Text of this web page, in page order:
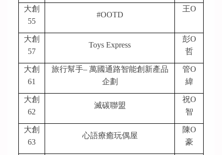
大創
55
#OOTD
王O
大創
57
Toys Express
彭O
哲
大創
61
旅行幫手– 萬國通路智能創新產品
企劃
管O
緯
大創
62
滅碳聯盟
祝O
智
大創
63
心語療癒玩偶屋
陳O
豪